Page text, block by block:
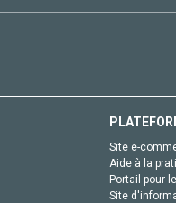
Site e-
Aide à la
Portail pour
Site